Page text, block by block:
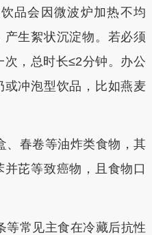
会因微波炉加热不均
生絮状沉淀物。若必须
，总时长≤2分钟。办公
冲泡型饮品，比如燕麦
春卷等油炸类食物，其
芘等致癌物，且食物口
常见主食在冷藏后抗性